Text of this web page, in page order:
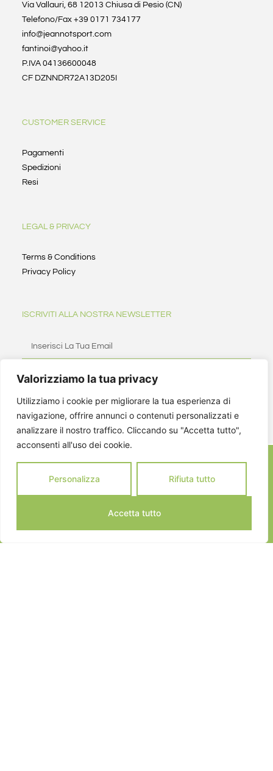
Valorizziamo la tua privacy
Utilizziamo i cookie per migliorare la tua esperienza di
navigazione, offrire annunci o contenuti personalizzati e
analizzare il nostro traffico. Cliccando su "Accetta tutto",
acconsenti all'uso dei cookie.
Personalizza Rifiuta tutto
Accetta tutto
Via Vallauri, 68 12013 Chiusa di Pesio (CN)
Telefono/Fax +39 0171 734177
info@jeannotsport.com
fantinoi@yahoo.it
P.IVA 04136600048
CF DZNNDR72A13D205I
CUSTOMER SERVICE
Pagamenti
Spedizioni
Resi
LEGAL & PRIVACY
Terms & Conditions
Privacy Policy
ISCRIVITI ALLA NOSTRA NEWSLETTER